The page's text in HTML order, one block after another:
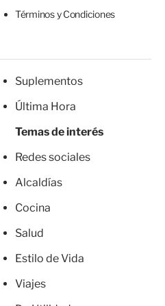
Términos y Condiciones
Suplementos
Última Hora
Temas de interés
Redes sociales
Alcaldías
Cocina
Salud
Estilo de Vida
Viajes